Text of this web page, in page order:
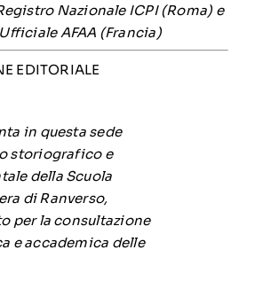
Nazionale ICPI (Roma) e
AFAA (Francia)
EDITORIALE
in questa sede
storiografico e
della Scuola
di Ranverso,
per la consultazione
e accademica delle